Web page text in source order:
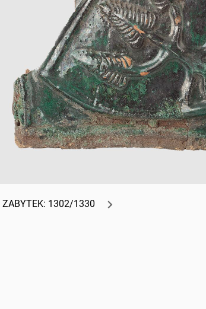
ZABYTEK: 1302/1330